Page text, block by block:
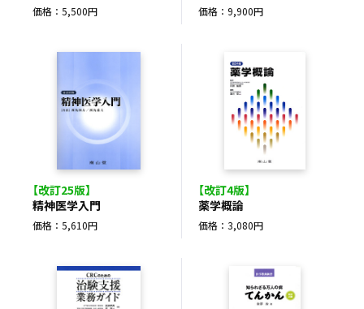
価格：5,500円 価格：9,900円
【改訂25版】
精神医学入門
価格：5,610円
【改訂4版】
薬学概論
価格：3,080円